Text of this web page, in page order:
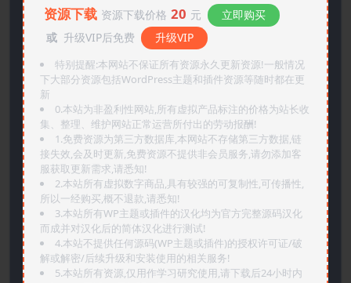
资源下载 资源下载价格 20 元
立即购买
或 升级VIP后免费 升级VIP
特别提醒:本网站不保证所有资源永久更新资源!一般情况
下大部分资源包括WordPress主题和插件资源等随时都在更
新
0.本站为非盈利性网站,所有虚拟产品标注的价格为站长收
集、整理、维护网站正常运营所付出的劳动报酬!
1.免费资源为第三方数据库,本网站不存储第三方数据,链
接失效,会及时更新,免费资源不提供非会员服务,请勿添加客
服获取更新需求,请悉知!
2.本站所有虚拟数字商品,具有较强的可复制性,可传播性,
所以一经购买,概不退款,请悉知!
3.本站所有WP主题或插件的汉化均为官方完整源码汉化
而成并对汉化后的简体汉化进行测试!
4.本站不提供任何源码(WP主题或插件)的授权许可证/破
解或解密/后续升级和安装使用的相关服务!
5.本站所有资源,仅用作学习研究使用,请下载后24小时内